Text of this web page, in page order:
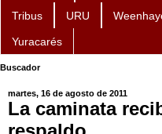
Tribus URU
Yuracarés
Buscador
martes, 16 de agosto de 2011
La caminata